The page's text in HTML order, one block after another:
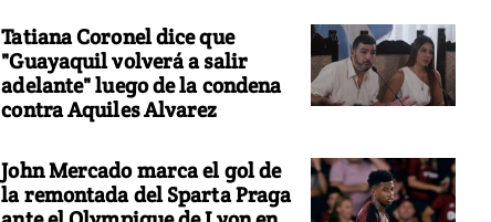
Tatiana Coronel dice que
"Guayaquil volverá a salir
adelante" luego de la condena
contra Aquiles Alvarez
John Mercado marca el gol de
la remontada del Sparta Praga